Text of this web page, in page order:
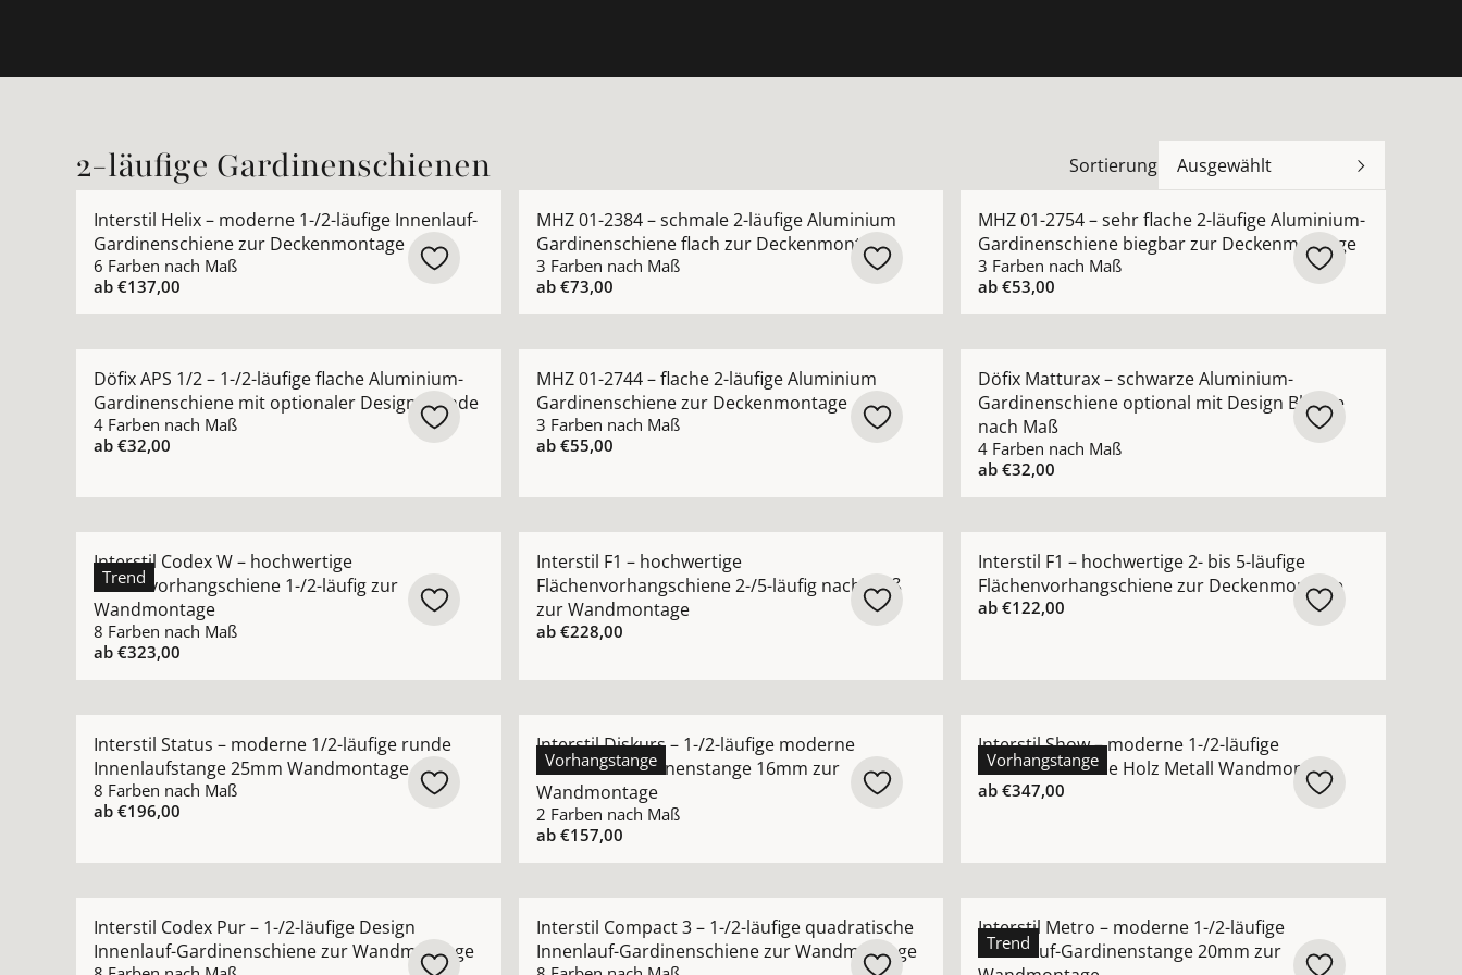
2-läufige Gardinenschienen Sortierung Ausgewählt
Interstil Helix – moderne 1-/2-läufige Innenlauf-
Gardinenschiene zur Deckenmontage
6 Farben nach Maß
ab €137,00
MHZ 01-2384 – schmale 2-läufige Aluminium
Gardinenschiene flach zur Deckenmontage
3 Farben nach Maß
ab €73,00
MHZ 01-2754 – sehr flache 2-läufige Aluminium-
Gardinenschiene biegbar zur Deckenmontage
3 Farben nach Maß
ab€53,00
Döfix APS 1/2 – 1-/2-läufige flache Aluminium-
Gardinenschiene mit optionaler Design-Blende
4 Farben nach Maß
ab €32,00
MHZ 01-2744 – flache 2-läufige Aluminium
Gardinenschiene zur Deckenmontage
3 Farben nach Maß
ab €55,00
Döfix Matturax – schwarze Aluminium-
Gardinenschiene optional mit Design Blende
nach Maß
4 Farben nach Maß
ab€32,00
Trend
Interstil Codex W – hochwertige
Wellenvorhangschiene 1-/2-läufig zur
Wandmontage
8 Farben nach Maß
ab €323,00
Interstil F1 – hochwertige
Flächenvorhangschiene 2-/5-läufig nach Maß
zur Wandmontage
ab €228,00
Interstil F1 – hochwertige 2- bis 5-läufige
Flächenvorhangschiene zur Deckenmontage
ab€122,00
Interstil Status – moderne 1/2-läufige runde
Innenlaufstange 25mm Wandmontage
8 Farben nach Maß
ab €196,00
Vorhangstange
Interstil Diskurs – 1-/2-läufige moderne
Innenlauf-Gardinenstange 16mm zur
Wandmontage
2 Farben nach Maß
ab €157,00
Vorhangstange
Interstil Show – moderne 1-/2-läufige
Innenlaufschiene Holz Metall Wandmontage
ab€347,00
Interstil Codex Pur – 1-/2-läufige Design
Innenlauf-Gardinenschiene zur Wandmontage
Interstil Compact 3 – 1-/2-läufige quadratische
Innenlauf-Gardinenschiene zur Wandmontage
Trend
Interstil Metro – moderne 1-/2-läufige
Innenlauf-Gardinenstange 20mm zur